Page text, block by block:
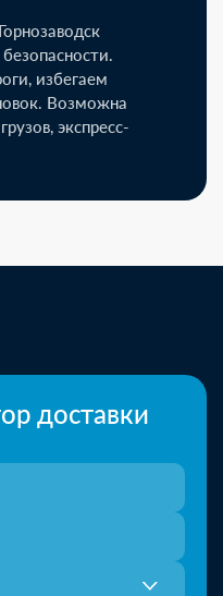
избегаем
Возможна
экспресс-
доставки